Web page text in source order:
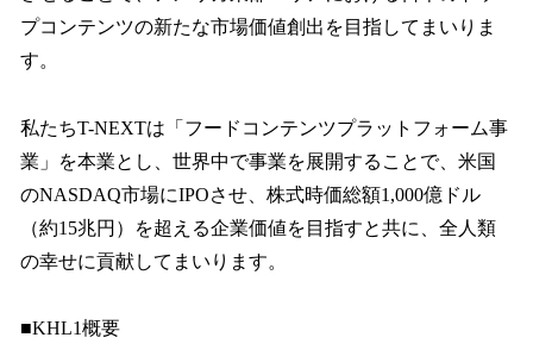
プコンテンツの新たな市場価値創出を目指してまいりま
す。
私たちT-NEXTは「フードコンテンツプラットフォーム事
業」を本業とし、世界中で事業を展開することで、米国
のNASDAQ市場にIPOさせ、株式時価総額1,000億ドル
（約15兆円）を超える企業価値を目指すと共に、全人類
の幸せに貢献してまいります。
■KHL1概要